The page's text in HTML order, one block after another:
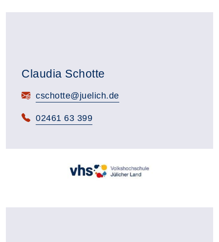
Claudia Schotte
E-Mail:cschotte@juelich.de
Telefon:
02461 63 399